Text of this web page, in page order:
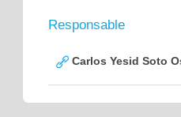
Responsable
Carlos Yesid Soto